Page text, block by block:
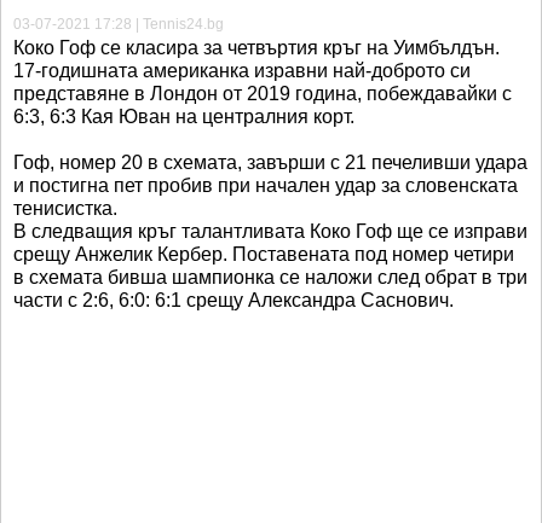
03-07-2021 17:28 | Tennis24.bg
Коко Гоф се класира за четвъртия кръг на Уимбълдън.
17-годишната американка изравни най-доброто си
представяне в Лондон от 2019 година, побеждавайки с
6:3, 6:3 Кая Юван на централния корт.
Гоф, номер 20 в схемата, завърши с 21 печеливши удара
и постигна пет пробив при начален удар за словенската
тенисистка.
В следващия кръг талантливата Коко Гоф ще се изправи
срещу Анжелик Кербер. Поставената под номер четири
в схемата бивша шампионка се наложи след обрат в три
части с 2:6, 6:0: 6:1 срещу Александра Саснович.